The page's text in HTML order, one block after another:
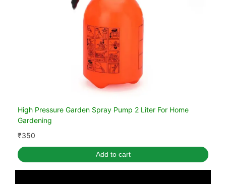
High Pressure Garden Spray Pump 2 Liter For Home
Gardening
₹350
Add to cart